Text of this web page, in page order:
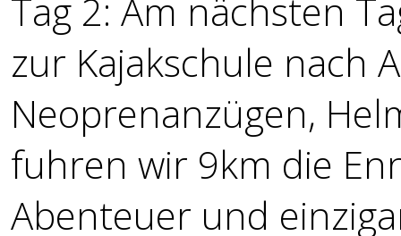
Tag 2: Am nächsten
zur Kajakschule nach
Neoprenanzügen,
fuhren wir 9km die
Abenteuer und